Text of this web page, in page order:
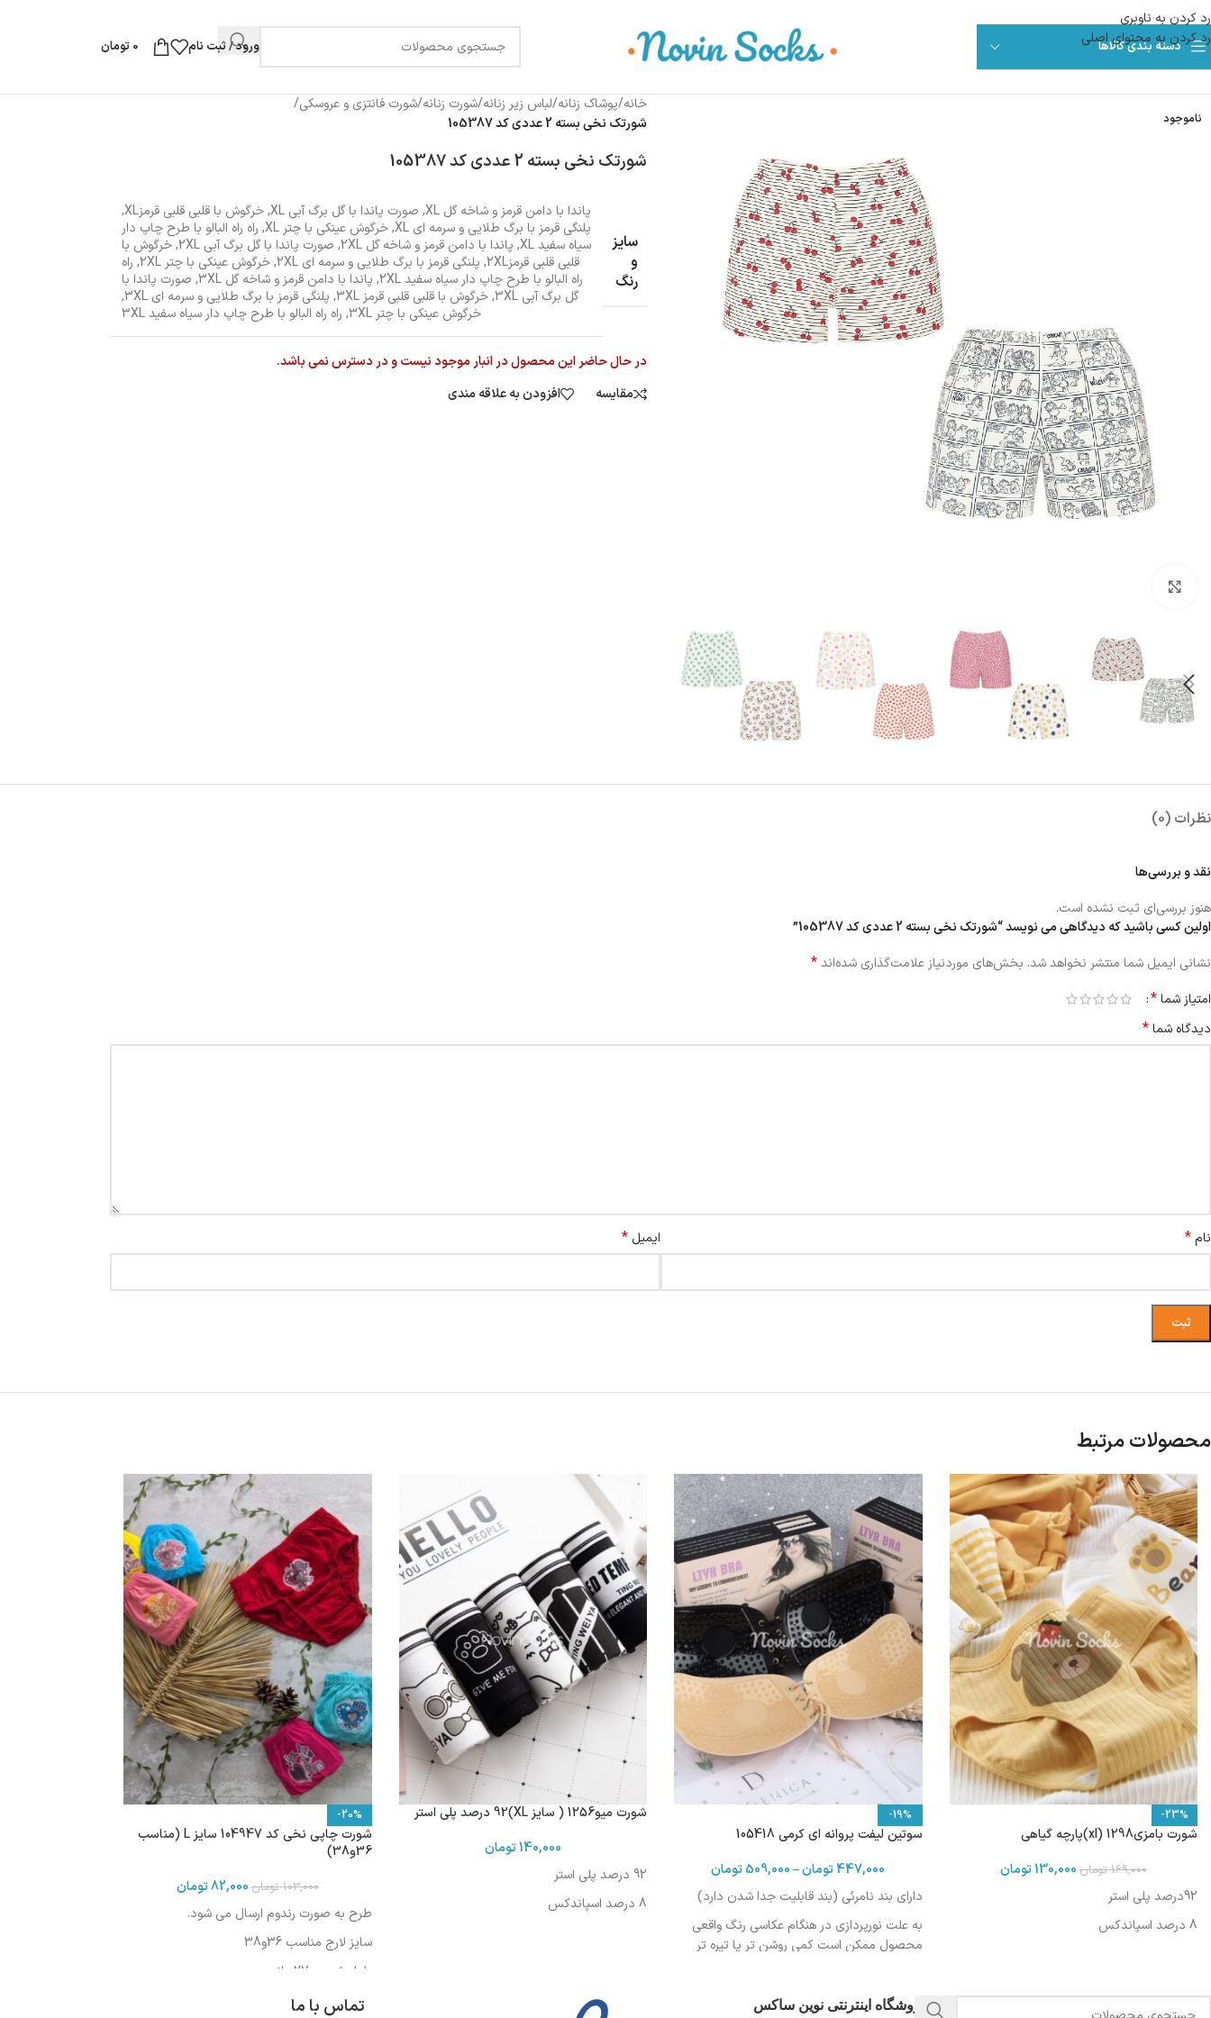
رد کردن به ناوبری
رد کردن به محتوای اصلی
دسته بندی کالاها ورود / ثبت نام 0 تومان
ناموجود
خانه/پوشاک زنانه/لباس زیر زنانه/شورت زنانه/شورت فانتزی و عروسکی/
شورتک نخی بسته 2 عددی کد 105387
شورتک نخی بسته 2 عددی کد 105387
سایز
و
رنگ
پاندا با دامن قرمز و شاخه گل XL , صورت پاندا با گل برگ آبی XL ,خرگوش با قلبی قلبی قرمزXL
,
پلنگی قرمز با برگ طلایی و سرمه ای XL
,خرگوش عینکی با چتر XL , راه راه البالو با طرح چاپ دار
سیاه سفید XL
, پاندا با دامن قرمز و شاخه گل 2XL , صورت پاندا با گل برگ آبی 2XL ,خرگوش با
قلبی قلبی قرمز2XL
, پلنگی قرمز با برگ طلایی و سرمه ای 2XL ,خرگوش عینکی با چتر 2XL , راه
راه البالو با طرح چاپ دار سیاه سفید 2XL
, پاندا با دامن قرمز و شاخه گل 3XL , صورت پاندا با
گل برگ آبی 3XL
,خرگوش با قلبی قلبی قرمز 3XL , پلنگی قرمز با برگ طلایی و سرمه ای 3XL
,
خرگوش عینکی با چتر 3XL
, راه راه البالو با طرح چاپ دار سیاه سفید 3XL
در حال حاضر این محصول در انبار موجود نیست و در دسترس نمی باشد.
مقایسه
افزودن به علاقه مندی
نظرات (0)
نقد و بررسی‌ها
هنوز بررسی‌ای ثبت نشده است.
اولین کسی باشید که دیدگاهی می نویسد “شورتک نخی بسته 2 عددی کد 105387”
نشانی ایمیل شما منتشر نخواهد شد. بخش‌های موردنیاز علامت‌گذاری شده‌اند*
امتیاز شما*
دیدگاه شما*
نام* ایمیل *
محصولات مرتبط
-23%
شورت بامزی1298 (xl)پارچه گیاهی
169,000 تومان 130,000تومان
92درصد پلی استر
8 درصد اسپاندکس
-19%
سوتین لیفت پروانه ای کرمی 105418
447,000تومان–
509,000تومان
دارای بند نامرئی (بند قابلیت جدا شدن دارد)
به علت نورپردازی در هنگام عکاسی رنگ واقعی
محصول ممکن است کمی روشن تر یا تیره تر
شورت میو1256 ( سایز XL)92 درصد پلی استر
140,000تومان
92 درصد پلی استر
8 درصد اسپاندکس
-20%
شورت چاپی نخی کد 104947 سایز L (مناسب
36و38)
103,000 تومان 82,000تومان
طرح به صورت رندوم ارسال می شود.
سایز لارج مناسب 36و38
طول شورت :27سانت
طول فاق : 23 سانت
فروشگاه اینترنتی نوین ساکس تماس با ما